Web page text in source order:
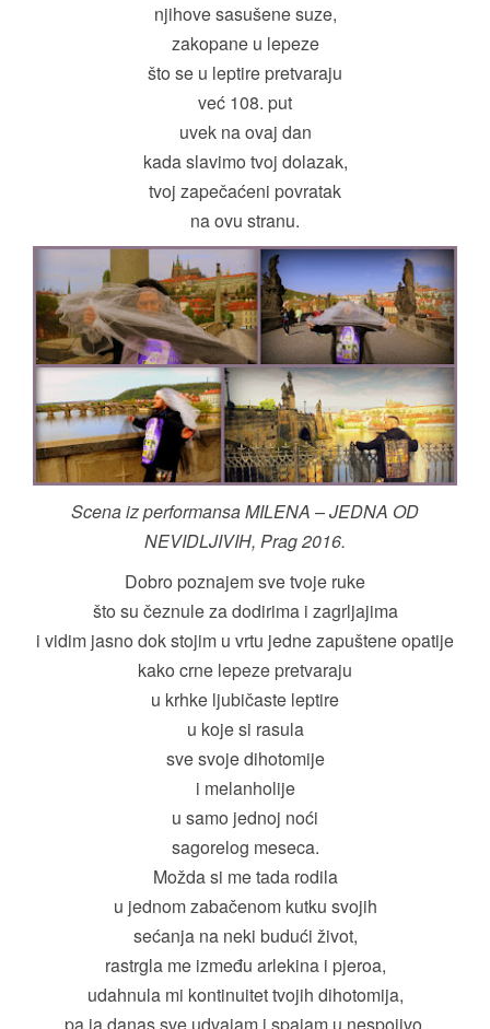
njihove sasušene suze,
zakopane u lepeze
što se u leptire pretvaraju
već 108. put
uvek na ovaj dan
kada slavimo tvoj dolazak,
tvoj zapečaćeni povratak
na ovu stranu.
Scena iz performansa MILENA – JEDNA OD
NEVIDLJIVIH, Prag 2016.
Dobro poznajem sve tvoje ruke
što su čeznule za dodirima i zagrljajima
i vidim jasno dok stojim u vrtu jedne zapuštene opatije
kako crne lepeze pretvaraju
u krhke ljubičaste leptire
u koje si rasula
sve svoje dihotomije
i melanholije
u samo jednoj noći
sagorelog meseca.
Možda si me tada rodila
u jednom zabačenom kutku svojih
sećanja na neki budući život,
rastrgla me između arlekina i pjeroa,
udahnula mi kontinuitet tvojih dihotomija,
pa ja danas sve udvajam i spajam u nespojivo,